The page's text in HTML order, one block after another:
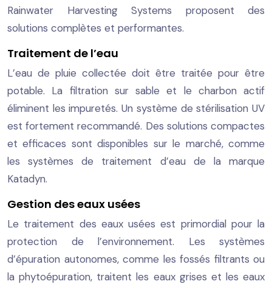
Rainwater Harvesting Systems proposent des
solutions complètes et performantes.
Traitement de l’eau
L’eau de pluie collectée doit être traitée pour être
potable. La filtration sur sable et le charbon actif
éliminent les impuretés. Un système de stérilisation UV
est fortement recommandé. Des solutions compactes
et efficaces sont disponibles sur le marché, comme
les systèmes de traitement d’eau de la marque
Katadyn.
Gestion des eaux usées
Le traitement des eaux usées est primordial pour la
protection de l’environnement. Les systèmes
d’épuration autonomes, comme les fossés filtrants ou
la phytoépuration, traitent les eaux grises et les eaux